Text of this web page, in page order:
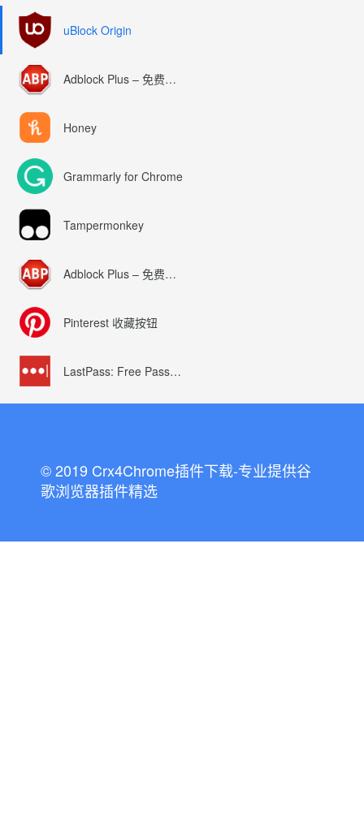
uBlock Origin
Adblock Plus – 免费的广告拦截器
Honey
Grammarly for Chrome
Tampermonkey
Adblock Plus – 免费的广告拦截器
Pinterest 收藏按钮
LastPass: Free Password Manager
© 2019 Crx4Chrome插件下载-专业提供谷
歌浏览器插件精选